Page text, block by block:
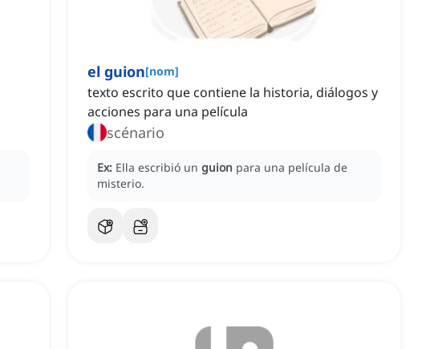
el guion[nom]
texto escrito que contiene la historia, diálogos y
acciones para una película
scénario
Ex: Ella escribió un guion para una película de
misterio.